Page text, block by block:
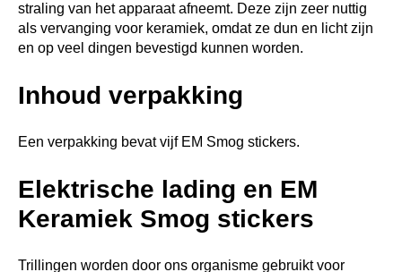
straling van het apparaat afneemt. Deze zijn zeer nuttig
als vervanging voor keramiek, omdat ze dun en licht zijn
en op veel dingen bevestigd kunnen worden.
Inhoud verpakking
Een verpakking bevat vijf EM Smog stickers.
Elektrische lading en EM
Keramiek Smog stickers
Trillingen worden door ons organisme gebruikt voor